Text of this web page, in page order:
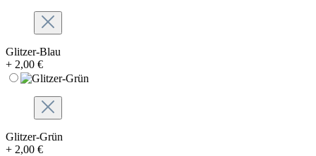
Glitzer-Blau
+ 2,00 €
Glitzer-Grün
+ 2,00 €